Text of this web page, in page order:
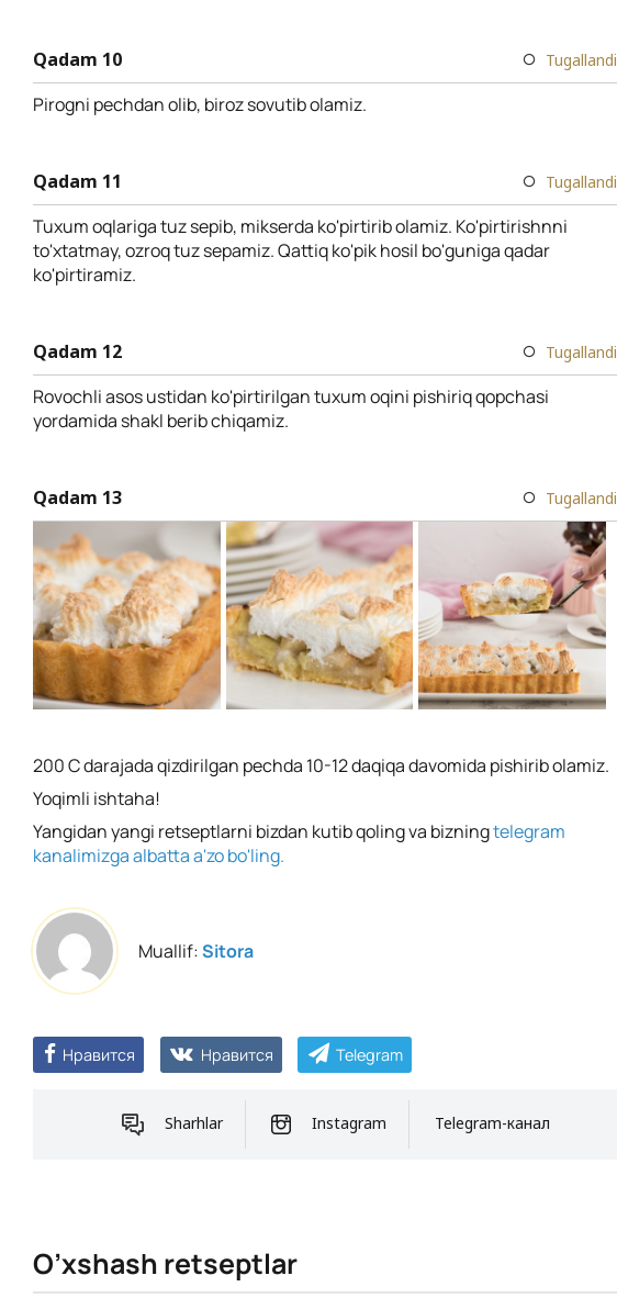
Qadam 10 Tugallandi
Pirogni pechdan olib, biroz sovutib olamiz.
Qadam 11 Tugallandi
Tuxum oqlariga tuz sepib, mikserda ko'pirtirib olamiz. Ko'pirtirishnni
to'xtatmay, ozroq tuz sepamiz. Qattiq ko'pik hosil bo'guniga qadar
ko'pirtiramiz.
Qadam 12 Tugallandi
Rovochli asos ustidan ko'pirtirilgan tuxum oqini pishiriq qopchasi
yordamida shakl berib chiqamiz.
Qadam 13 Tugallandi
200 C darajada qizdirilgan pechda 10-12 daqiqa davomida pishirib olamiz.
Yoqimli ishtaha!
Yangidan yangi retseptlarni bizdan kutib qoling va bizningtelegram
kanalimizga albatta a'zo bo'ling.
Muallif:Sitora
Нравится Нравится Telegram
Sharhlar Instagram Telegram-канал
O’xshash retseptlar